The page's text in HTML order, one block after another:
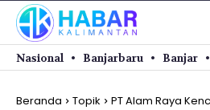
Nasional Banjarbaru Banjar
Beranda Topik PT Alam Raya